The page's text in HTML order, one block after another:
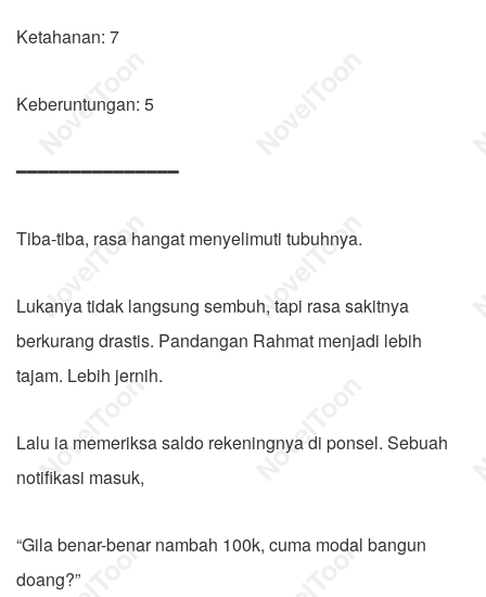
Ketahanan: 7
Keberuntungan: 5
━━━━━━━━━━━━━━━
Tiba-tiba, rasa hangat menyelimuti tubuhnya.
Lukanya tidak langsung sembuh, tapi rasa sakitnya
berkurang drastis. Pandangan Rahmat menjadi lebih
tajam. Lebih jernih.
Lalu ia memeriksa saldo rekeningnya di ponsel. Sebuah
notifikasi masuk,
“Gila benar-benar nambah 100k, cuma modal bangun
doang?”